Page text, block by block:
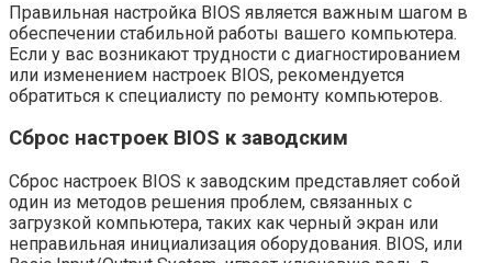
Правильная настройка BIOS является важным шагом в
обеспечении стабильной работы вашего компьютера.
Если у вас возникают трудности с диагностированием
или изменением настроек BIOS, рекомендуется
обратиться к специалисту по ремонту компьютеров.
Сброс настроек BIOS к заводским
Сброс настроек BIOS к заводским представляет собой
один из методов решения проблем, связанных с
загрузкой компьютера, таких как черный экран или
неправильная инициализация оборудования. BIOS, или